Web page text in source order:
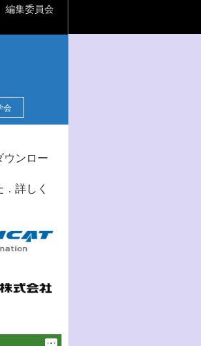
編集委員会
会
ウンロー
詳しく